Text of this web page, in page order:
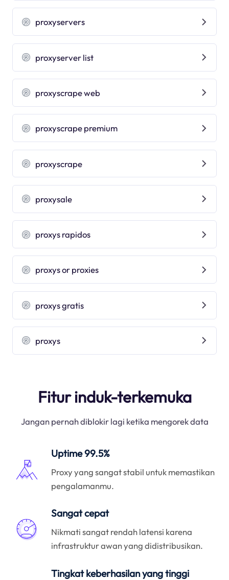
proxyservers
proxyserver list
proxyscrape web
proxyscrape premium
proxyscrape
proxysale
proxys rapidos
proxys or proxies
proxys gratis
proxys
Fitur induk-terkemuka
Jangan pernah diblokir lagi ketika mengorek data
Uptime 99.5%
Proxy yang sangat stabil untuk memastikan
pengalamanmu.
Sangat cepat
Nikmati sangat rendah latensi karena
infrastruktur awan yang didistribusikan.
Tingkat keberhasilan yang tinggi